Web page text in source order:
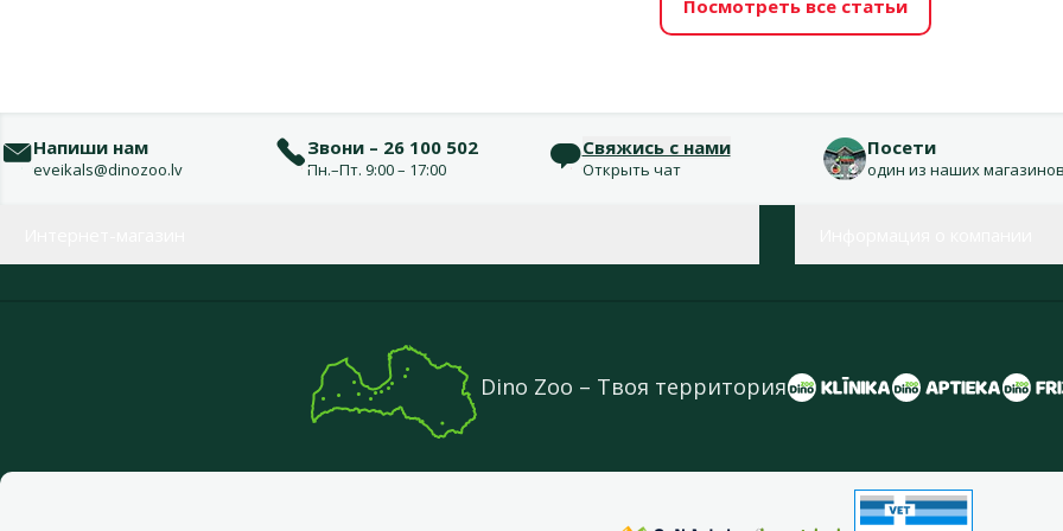
Посмотреть все статьи
Напиши нам
eveikals@dinozoo.lv
Звони – 26 100 502
Пн.–Пт. 9:00 – 17:00
Свяжись с нами
Открыть чат
Посети
один из наших
Dino Zoo – Твоя территория